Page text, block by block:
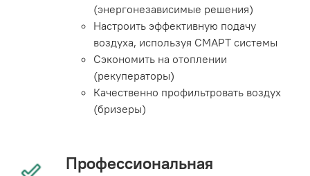
(энергонезависимые решения)
Настроить эффективную подачу
воздуха, используя СМАРТ системы
Сэкономить на отоплении
(рекуператоры)
Качественно профильтровать воздух
(бризеры)
Профессиональная